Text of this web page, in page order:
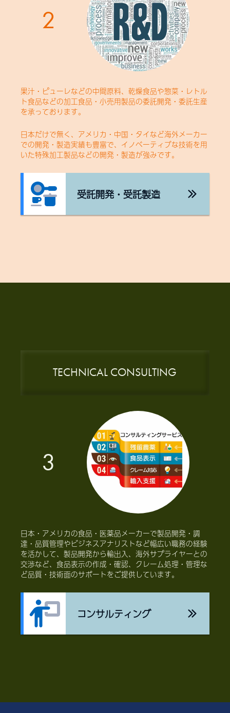
2
果汁・ピューレなどの中間原料、乾燥食品や惣菜・レトル
ト食品などの加工食品・小売用製品の委託開発・委託生産
を承っております。
日本だけで無く、アメリカ・中国・タイなど海外メーカー
での開発・製造実績も豊富で、イノベーティブな技術を用
いた特殊加工製品などの開発・製造が強みです。
受託開発・受託製造
TECHNICAL CONSULTING
3
日本・アメリカの食品・医薬品メーカーで製品開発・調
達・品質管理やビジネスアナリストなど幅広い職務の経験
を活かして、製品開発から輸出入、海外サプライヤーとの
交渉など、食品表示の作成・確認、クレーム処理・管理な
ど品質・技術面のサポートをご提供しています。
コンサルティング